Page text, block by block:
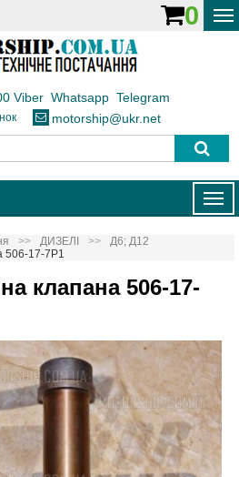
ДОСТАВКА І ОПЛАТА
ТЕПЛОВОЗИ
КОНТАКТИ
0
Viber Whatsapp Telegram
motorship@ukr.net
ДИЗЕЛІ
Д6; Д12
506-17-7Р1
клапана 506-17-